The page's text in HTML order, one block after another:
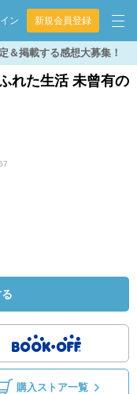
ン 新規会員登録
＆掲載する感想大募集！
れた生活 未曾有の
購入ストア一覧